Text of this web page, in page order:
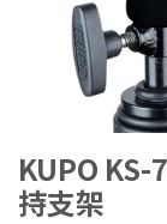
KUPO
持支架